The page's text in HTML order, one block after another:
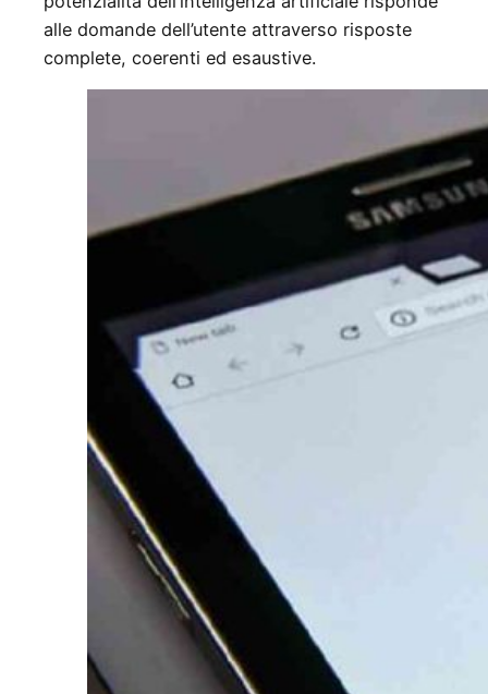
alle domande dell’utente attraverso risposte
complete, coerenti ed esaustive.